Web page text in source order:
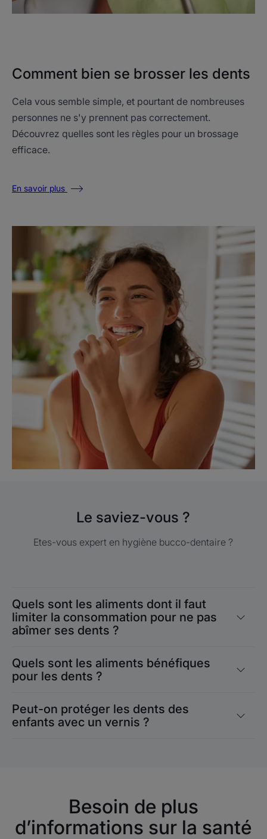
Comment bien se brosser les dents
Cela vous semble simple, et pourtant de nombreuses
personnes ne s'y prennent pas correctement.
Découvrez quelles sont les règles pour un brossage
efficace.
En savoir plus
Le saviez-vous ?
Etes-vous expert en hygiène bucco-dentaire ?
Quels sont les aliments dont il faut
limiter la consommation pour ne pas
abîmer ses dents ?
Quels sont les aliments bénéfiques
pour les dents ?
Peut-on protéger les dents des
enfants avec un vernis ?
Besoin de plus
d’informations sur la santé